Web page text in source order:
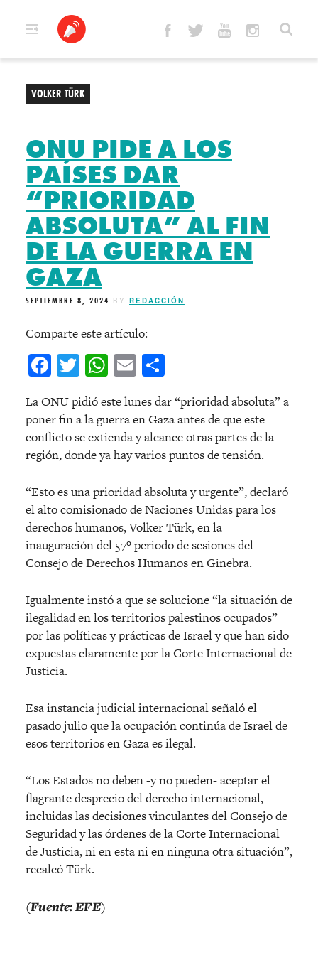
VOLKER TÜRK
ONU PIDE A LOS
PAÍSES DAR
“PRIORIDAD
ABSOLUTA” AL FIN
DE LA GUERRA EN
GAZA
SEPTIEMBRE 8, 2024 BY REDACCIÓN
Comparte este artículo:
Facebook
Twitter
WhatsApp
Email
La ONU pidió este lunes dar “prioridad absoluta” a
poner fin a la guerra en Gaza antes de que este
conflicto se extienda y alcance otras partes de la
región, donde ya hay varios puntos de tensión.
“Esto es una prioridad absoluta y urgente”, declaró
el alto comisionado de Naciones Unidas para los
derechos humanos, Volker Türk, en la
inauguración del 57º periodo de sesiones del
Consejo de Derechos Humanos en Ginebra.
Igualmente instó a que se solucione “la situación de
ilegalidad en los territorios palestinos ocupados”
por las políticas y prácticas de Israel y que han sido
expuestas claramente por la Corte Internacional de
Justicia.
Esa instancia judicial internacional señaló el
pasado julio que la ocupación continúa de Israel de
esos territorios en Gaza es ilegal.
“Los Estados no deben -y no pueden- aceptar el
flagrante desprecio del derecho internacional,
incluidas las decisiones vinculantes del Consejo de
Seguridad y las órdenes de la Corte Internacional
de Justicia, ni en esta ni en ninguna otra situación”,
recalcó Türk.
(Fuente: EFE)